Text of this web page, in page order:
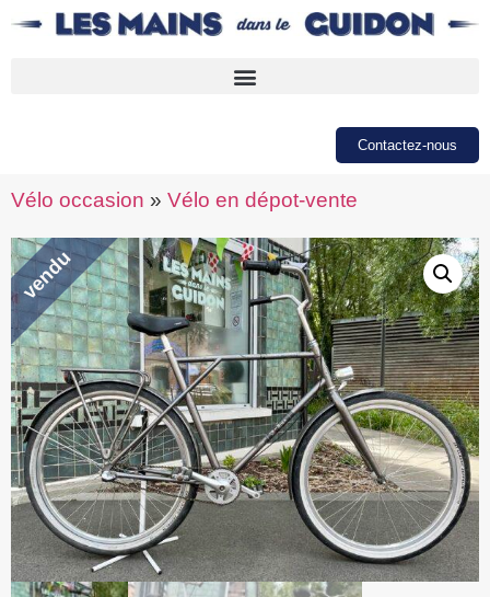
Contactez-nous
Vélo occasion » Vélo en dépot-vente
vendu